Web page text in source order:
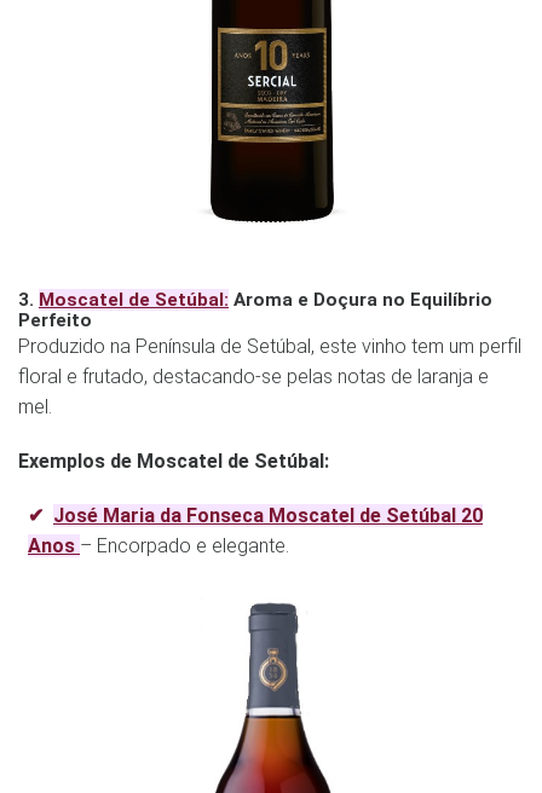
3. Moscatel de Setúbal: Aroma e Doçura no Equilíbrio
Perfeito
Produzido na Península de Setúbal, este vinho tem um perfil
floral e frutado, destacando-se pelas notas de laranja e
mel.
Exemplos de Moscatel de Setúbal:
José Maria da Fonseca Moscatel de Setúbal 20
Anos – Encorpado e elegante.